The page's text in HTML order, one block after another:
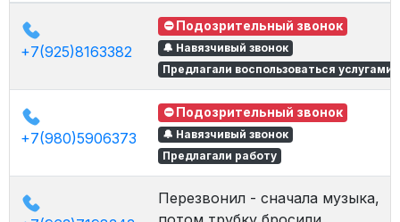
+7(925)8163382
⛔ Подозрительный звонок
🔔 Навязчивый звонок
Предлагали воспользоваться услугами
+7(980)5906373
⛔ Подозрительный звонок
🔔 Навязчивый звонок
Предлагали работу
Перезвонил - сначала музыка,